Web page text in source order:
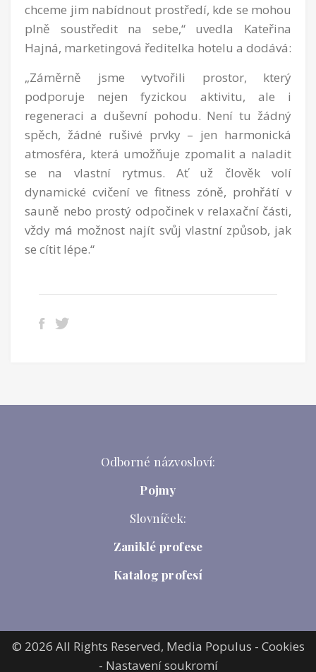
chceme jim nabídnout prostředí, kde se mohou
plně soustředit na sebe,“ uvedla Kateřina
Hajná, marketingová ředitelka hotelu a dodává:
„Záměrně jsme vytvořili prostor, který
podporuje nejen fyzickou aktivitu, ale i
regeneraci a duševní pohodu. Není tu žádný
spěch, žádné rušivé prvky – jen harmonická
atmosféra, která umožňuje zpomalit a naladit
se na vlastní rytmus. Ať už člověk volí
dynamické cvičení ve fitness zóně, prohřátí v
sauně nebo prostý odpočinek v relaxační části,
vždy má možnost najít svůj vlastní způsob, jak
se cítit lépe.“
Odborné názvosloví:
Pojmy
Slovníček:
Zaniklé profese
Katalog profesí
© 2026 All Rights Reserved, Media Populus - Cookies
- Nastavení soukromí